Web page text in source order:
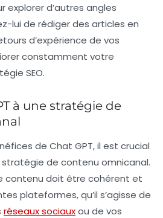
explorer d’autres angles
lui de rédiger des articles en
d’expérience de vos
constamment votre
SEO.
à une stratégie de
de Chat GPT, il est crucial
stratégie de contenu omnicanal.
contenu doit être cohérent et
plateformes, qu’il s’agisse de
réseaux sociauxou de vos